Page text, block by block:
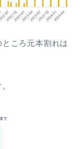
ころ元本割れは